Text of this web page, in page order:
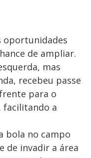
oportunidades
de ampliar.
mas
recebeu passe
para o
facilitando a
bola no campo
de invadir a área